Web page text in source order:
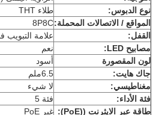
نوع الدبوس:
طلاء THT
المواقع / الاتصالات المحملة:8P8C
القفل:
علامة التبويب
مصابيح LED:
نعم
لون المقصورة
أسود
جاك هايت:
6.5ملم
مغناطيسي:
لا شيء
فئة الأداء:
فئة 5
طاقة عبر الايثرنت ((PoE):
غير PoE